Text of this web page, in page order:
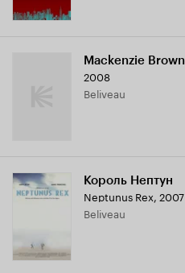
Mackenzie Brown
2008
Beliveau
Король Нептун
Neptunus Rex, 2007
Beliveau